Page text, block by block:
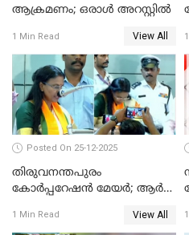
ആക്രമണം; ഒരാള്‍ അറസ്റ്റില്‍
1 Min Read View All
Posted On 25-12-2025
തിരുവനന്തപുരം
കോര്‍പ്പറേഷന്‍ മേയർ; ആര്‍
1 Min Read View All